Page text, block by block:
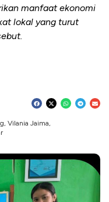
manfaat ekonomi
lokal yang turut
Vilania Jaima,